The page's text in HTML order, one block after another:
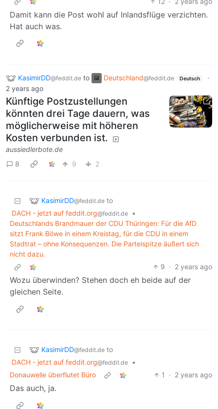
Damit kann die Post wohl auf Inlandsflüge verzichten.
Hat auch was.
KasimirDD@feddit.de to Deutschland@feddit.de Deutsch
·
2 years ago
Künftige Postzustellungen
könnten drei Tage dauern, was
möglicherweise mit höheren
Kosten verbunden ist.
aussiedlerbote.de
8
9 2
KasimirDD@feddit.de to
DACH - jetzt auf feddit.org@feddit.de
•
Deutschlands Brandmauer der CDU Thüringen: Für die AfD
sitzt Frank Böwe in einem Kreistag, für die CDU in einem
Stadtrat – ohne Konsequenzen. Die Parteispitze äußert sich
nicht dazu.
9 · 2 years ago
Wozu überwinden? Stehen doch eh beide auf der
gleichen Seite.
KasimirDD@feddit.de to
DACH - jetzt auf feddit.org@feddit.de
•
Donauwelle überflutet Büro
1 · 2 years ago
Das auch, ja.